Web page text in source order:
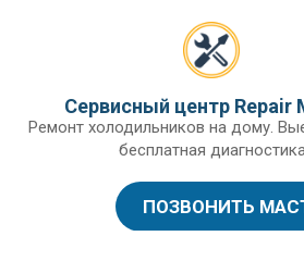
Сервисный центр Repair
Ремонт холодильников на дому.
бесплатная
ПОЗВОНИТЬ